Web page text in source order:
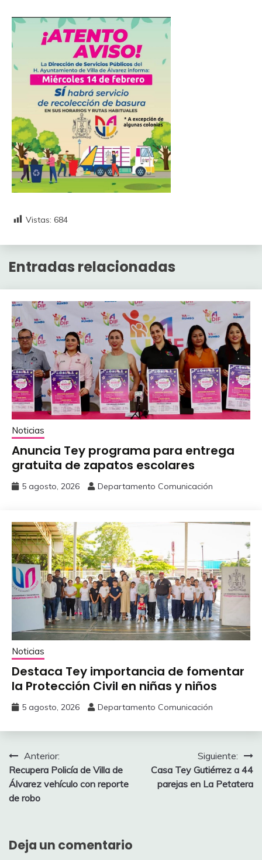
Vistas: 684
Entradas relacionadas
Noticias
Anuncia Tey programa para entrega
gratuita de zapatos escolares
5 agosto, 2026 Departamento Comunicación
Noticias
‎Destaca Tey importancia de fomentar
‎la Protección Civil en niñas y niños
5 agosto, 2026 Departamento Comunicación
Navegación
de
entradas
Anterior:
Recupera Policía de Villa de
Álvarez vehículo con reporte
de robo
Siguiente:
Casa Tey Gutiérrez a 44
parejas en La Petatera
Deja un comentario